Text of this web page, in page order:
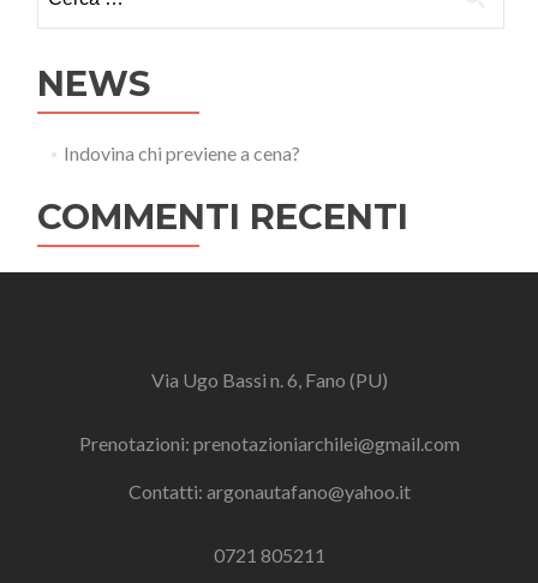
NEWS
Indovina chi previene a cena?
COMMENTI RECENTI
Via Ugo Bassi n. 6, Fano (PU)
Prenotazioni: prenotazioniarchilei@gmail.com
Contatti: argonautafano@yahoo.it
0721 805211